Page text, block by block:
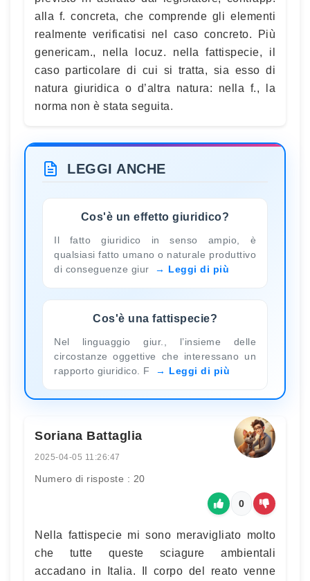
alla f. concreta, che comprende gli elementi
realmente verificatisi nel caso concreto. Più
genericam., nella locuz. nella fattispecie, il
caso particolare di cui si tratta, sia esso di
natura giuridica o d’altra natura: nella f., la
norma non è stata seguita.
LEGGI ANCHE
Cos'è un effetto giuridico?
Il fatto giuridico in senso ampio, è
qualsiasi fatto umano o naturale produttivo
di conseguenze giur
Leggi di più
Cos'è una fattispecie?
Nel linguaggio giur., l’insieme delle
circostanze oggettive che interessano un
rapporto giuridico. F
Leggi di più
Soriana Battaglia
2025-04-05 11:26:47
Numero di risposte : 20
0
Nella fattispecie mi sono meravigliato molto
che tutte queste sciagure ambientali
accadano in Italia. Il corpo del reato venne